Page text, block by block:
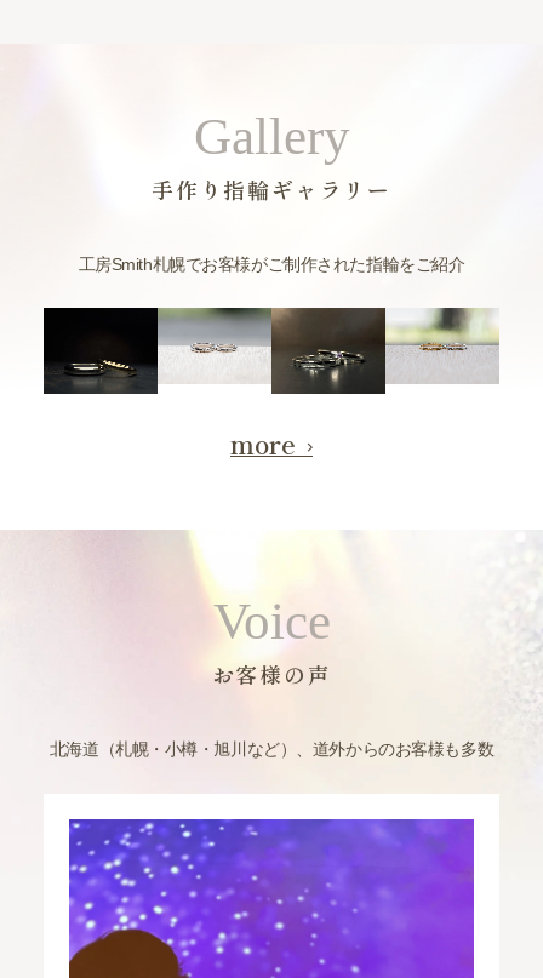
Gallery
手作り指輪ギャラリー
工房Smith札幌でお客様がご制作された指輪をご紹介
more
Voice
お客様の声
北海道（札幌・小樽・旭川など）、道外からのお客様も多数